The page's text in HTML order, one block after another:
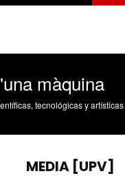
màquina
tecnológicas y